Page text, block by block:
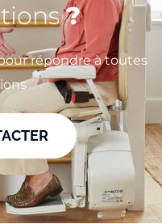
?
répondre à toutes